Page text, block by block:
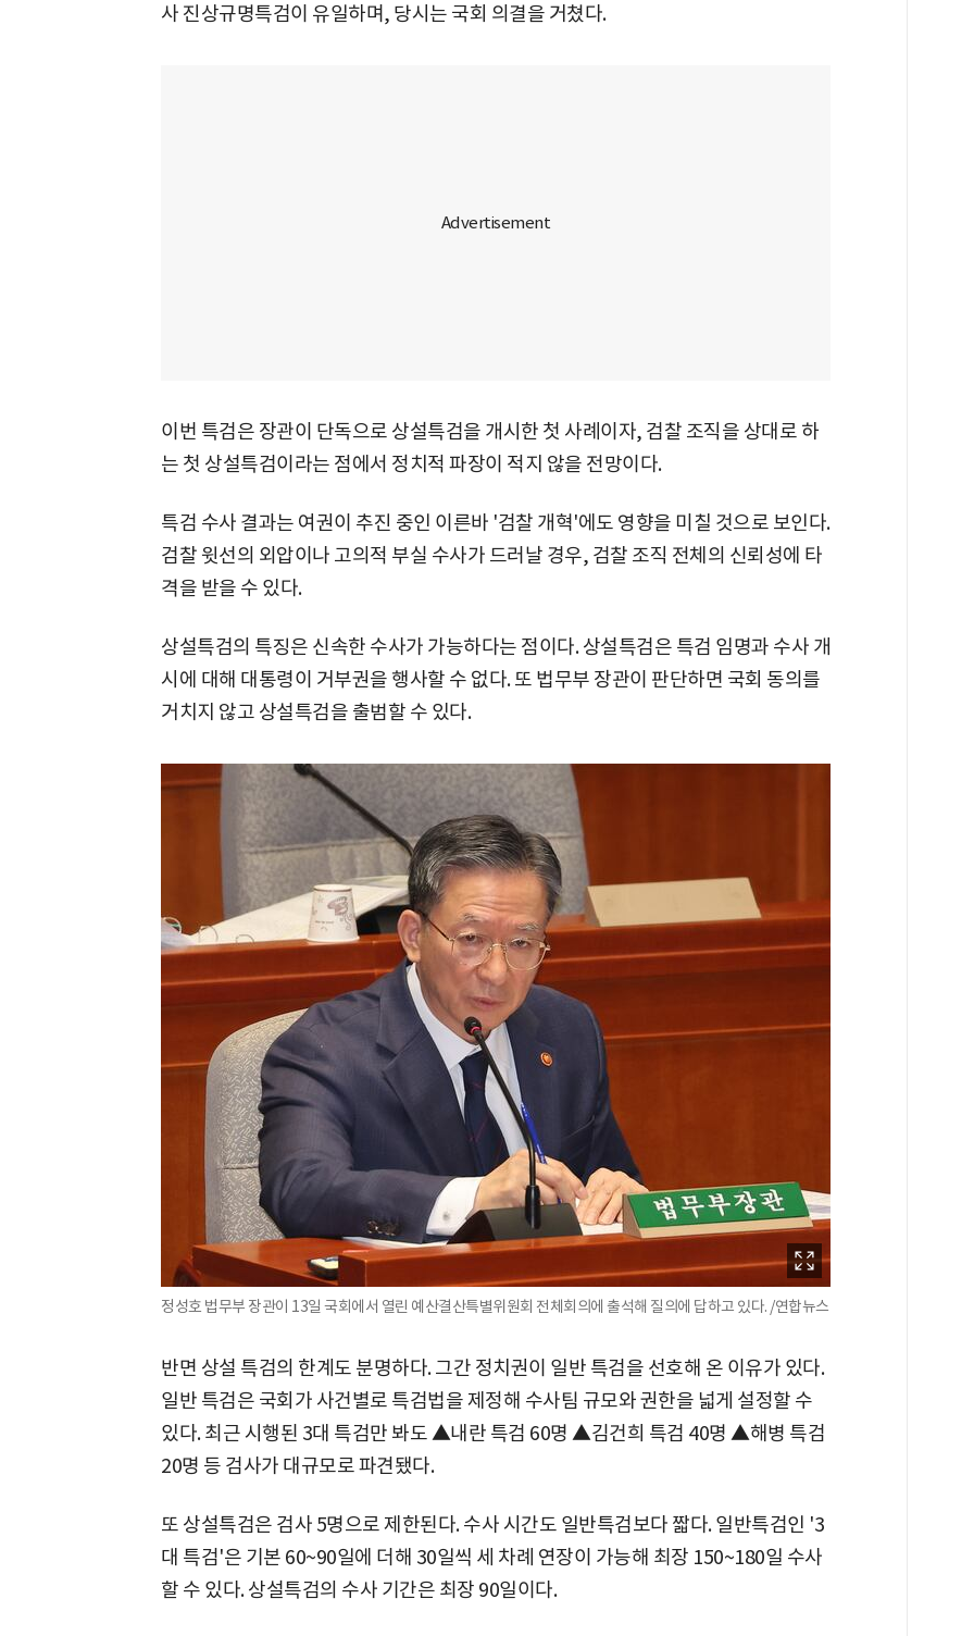
사 진상규명특검이 유일하며, 당시는 국회 의결을 거쳤다.
이번 특검은 장관이 단독으로 상설특검을 개시한 첫 사례이자, 검찰 조직을 상대로 하
는 첫 상설특검이라는 점에서 정치적 파장이 적지 않을 전망이다.
특검 수사 결과는 여권이 추진 중인 이른바 '검찰 개혁'에도 영향을 미칠 것으로 보인다.
검찰 윗선의 외압이나 고의적 부실 수사가 드러날 경우, 검찰 조직 전체의 신뢰성에 타
격을 받을 수 있다.
상설특검의 특징은 신속한 수사가 가능하다는 점이다. 상설특검은 특검 임명과 수사 개
시에 대해 대통령이 거부권을 행사할 수 없다. 또 법무부 장관이 판단하면 국회 동의를
거치지 않고 상설특검을 출범할 수 있다.
정성호 법무부 장관이 13일 국회에서 열린 예산결산특별위원회 전체회의에 출석해 질의에 답하고 있다. /연합뉴스
반면 상설 특검의 한계도 분명하다. 그간 정치권이 일반 특검을 선호해 온 이유가 있다.
일반 특검은 국회가 사건별로 특검법을 제정해 수사팀 규모와 권한을 넓게 설정할 수
있다. 최근 시행된 3대 특검만 봐도 ▲내란 특검 60명 ▲김건희 특검 40명 ▲해병 특검
20명 등 검사가 대규모로 파견됐다.
또 상설특검은 검사 5명으로 제한된다. 수사 시간도 일반특검보다 짧다. 일반특검인 '3
대 특검'은 기본 60~90일에 더해 30일씩 세 차례 연장이 가능해 최장 150~180일 수사
할 수 있다. 상설특검의 수사 기간은 최장 90일이다.